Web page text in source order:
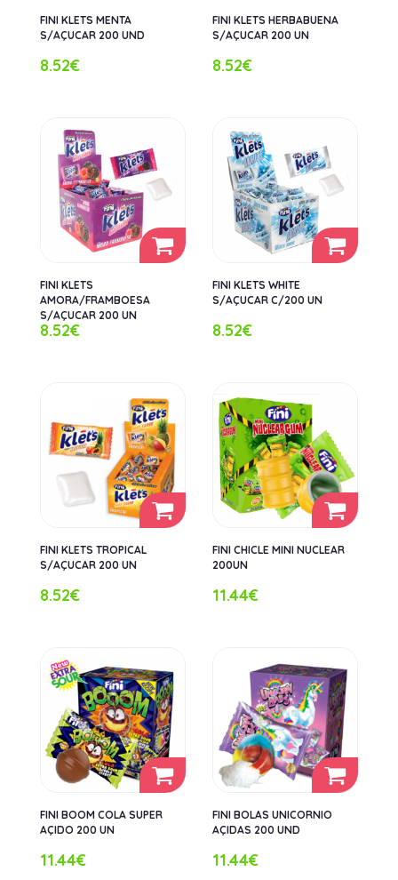
FINI KLETS MENTA
S/AÇUCAR 200 UND
8.52€
FINI KLETS HERBABUENA
S/AÇUCAR 200 UN
8.52€
FINI KLETS
AMORA/FRAMBOESA
S/AÇUCAR 200 UN
8.52€
FINI KLETS WHITE
S/AÇUCAR C/200 UN
8.52€
FINI KLETS TROPICAL
S/AÇUCAR 200 UN
8.52€
FINI CHICLE MINI NUCLEAR
200UN
11.44€
FINI BOOM COLA SUPER
AÇIDO 200 UN
11.44€
FINI BOLAS UNICORNIO
AÇIDAS 200 UND
11.44€